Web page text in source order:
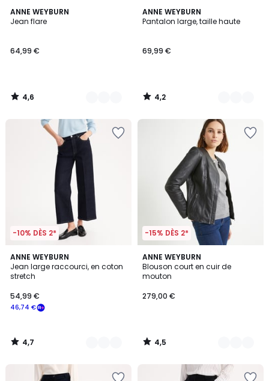
ANNE WEYBURN
Jean flare
64,99 €
4,6
/ 5
3
Couleurs
4,6
/
ANNE WEYBURN
Pantalon large, taille haute
69,99 €
4,2
/ 5
2
Couleurs
4,2
/
-10% DÈS 2*
ANNE WEYBURN
Jean large raccourci, en coton
stretch
46,74 €
54,99 €
4,7
/ 5
2
Couleurs
4,7
/
-15% DÈS 2*
ANNE WEYBURN
Blouson court en cuir de
mouton
279,00 €
4,5
/ 5
2
Couleurs
4,5
/